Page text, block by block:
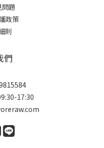
題
政策
則
們
17:30